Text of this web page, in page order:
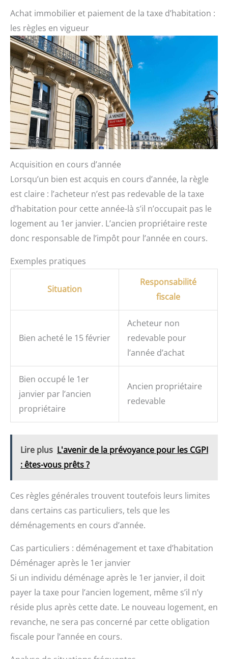
Achat immobilier et paiement de la taxe d’habitation :
les règles en vigueur
Acquisition en cours d’année
Lorsqu’un bien est acquis en cours d’année, la règle
est claire : l’acheteur n’est pas redevable de la taxe
d’habitation pour cette année-là s’il n’occupait pas le
logement au 1er janvier. L’ancien propriétaire reste
donc responsable de l’impôt pour l’année en cours.
Exemples pratiques
Situation
Responsabilité
fiscale
Bien acheté le 15 février
Acheteur non
redevable pour
l’année d’achat
Bien occupé le 1er
janvier par l’ancien
propriétaire
Ancien propriétaire
redevable
Lire plus L'avenir de la prévoyance pour les CGPI
: êtes-vous prêts ?
Ces règles générales trouvent toutefois leurs limites
dans certains cas particuliers, tels que les
déménagements en cours d’année.
Cas particuliers : déménagement et taxe d’habitation
Déménager après le 1er janvier
Si un individu déménage après le 1er janvier, il doit
payer la taxe pour l’ancien logement, même s’il n’y
réside plus après cette date. Le nouveau logement, en
revanche, ne sera pas concerné par cette obligation
fiscale pour l’année en cours.